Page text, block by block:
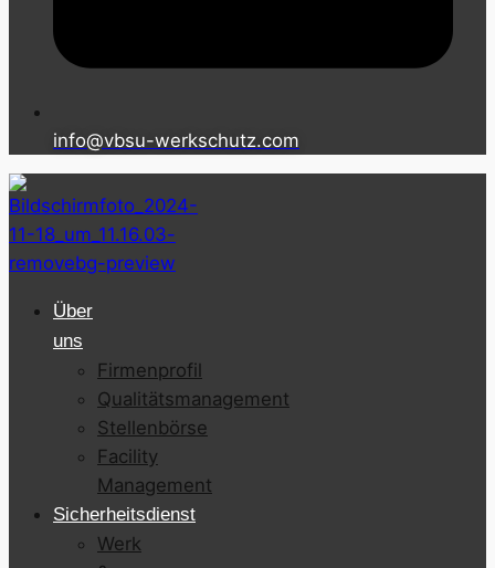
info@vbsu-werkschutz.com
Über
uns
Firmenprofil
Qualitätsmanagement
Stellenbörse
Facility
Management
Sicherheitsdienst
Werk